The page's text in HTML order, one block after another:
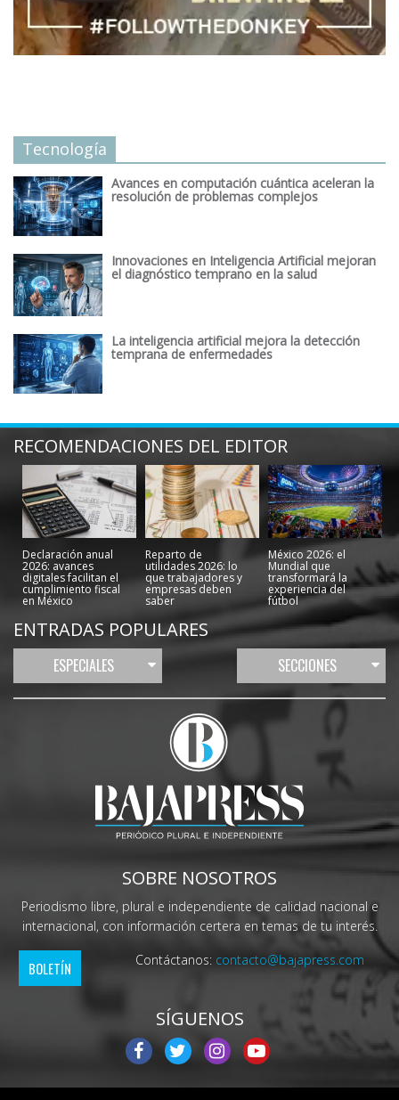
Tecnología
Avances en computación cuántica aceleran la
resolución de problemas complejos
Innovaciones en Inteligencia Artificial mejoran
el diagnóstico temprano en la salud
La inteligencia artificial mejora la detección
temprana de enfermedades
RECOMENDACIONES DEL EDITOR
Declaración anual
2026: avances
digitales facilitan el
cumplimiento fiscal
en México
Reparto de
utilidades 2026: lo
que trabajadores y
empresas deben
saber
México 2026: el
Mundial que
transformará la
experiencia del
fútbol
ENTRADAS POPULARES
ESPECIALES SECCIONES
SOBRE NOSOTROS
Periodismo libre, plural e independiente de calidad nacional e
internacional, con información certera en temas de tu interés.
BOLETÍN Contáctanos: contacto@bajapress.com
SÍGUENOS